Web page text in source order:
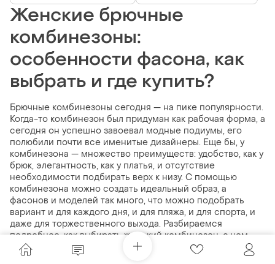
Женские брючные
комбинезоны:
особенности фасона, как
выбрать и где купить?
Брючные комбинезоны сегодня — на пике популярности.
Когда-то комбинезон был придуман как рабочая форма, а
сегодня он успешно завоевал модные подиумы, его
полюбили почти все именитые дизайнеры. Еще бы, у
комбинезона — множество преимуществ: удобство, как у
брюк, элегантность, как у платья, и отсутствие
необходимости подбирать верх к низу. С помощью
комбинезона можно создать идеальный образ, а
фасонов и моделей так много, что можно подобрать
вариант и для каждого дня, и для пляжа, и для спорта, и
даже для торжественного выхода. Разбираемся
подробнее, как выбирать женский комбинезон, с чем
носить и где купить.